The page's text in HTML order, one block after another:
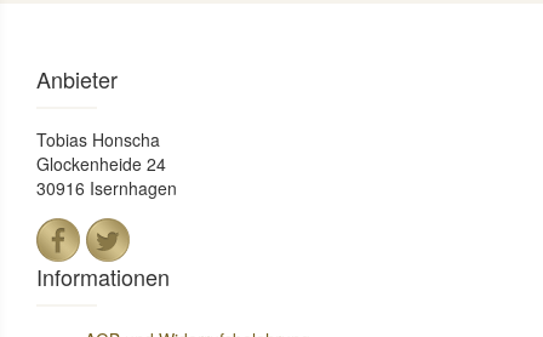
Anbieter
Tobias Honscha
Glockenheide 24
30916 Isernhagen
Informationen